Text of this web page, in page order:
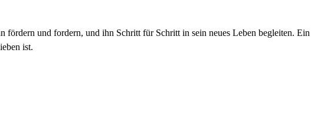
und fordern, und ihn Schritt für Schritt in sein neues Leben begleiten. Ein
ist.